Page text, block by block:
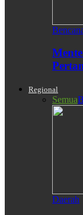
Regional
Semua
Daerah